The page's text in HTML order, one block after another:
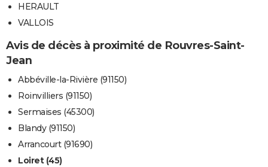
HERAULT
VALLOIS
Avis de décès à proximité de Rouvres-Saint-
Jean
Abbéville-la-Rivière (91150)
Roinvilliers (91150)
Sermaises (45300)
Blandy (91150)
Arrancourt (91690)
Loiret (45)